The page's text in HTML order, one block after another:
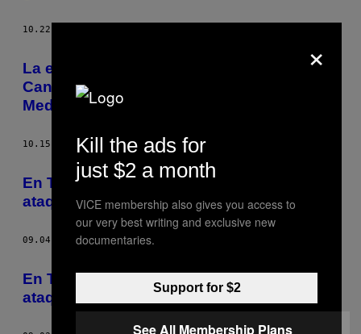
10.22.14
La expansión que Egipto quiere hacer del
Canal del Suez puede arruinar el Mar
Mediterráneo
10.15.14 POR SAMUEL OAKFORD
En Tanzania se están disparando los
ataques contra albinos
09.04.14 PORSAMUEL OAKFORD
En Tanzania se están disparando los
ataques contra los albinos
×
Kill the ads for
just $2 a month
VICE membership also gives you access to
our very best writing and exclusive new
documentaries.
Support for $2
See All Membership Plans